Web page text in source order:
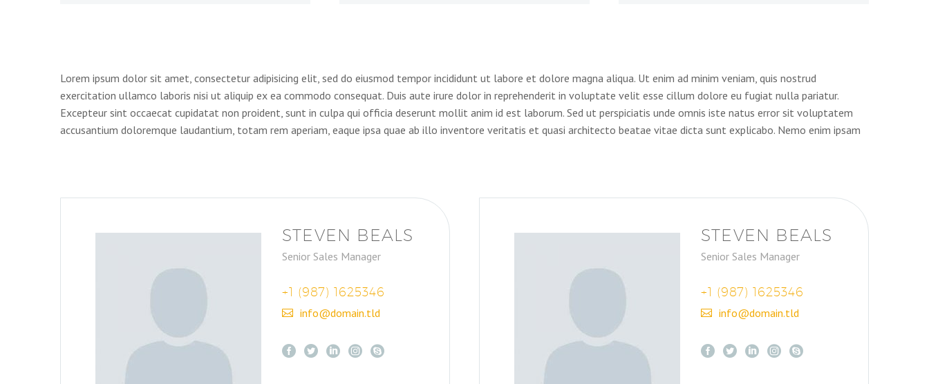
Lorem ipsum dolor sit amet, consectetur adipisicing elit, sed do eiusmod tempor incididunt ut labore et dolore magna aliqua. Ut enim ad minim veniam, quis nostrud
exercitation ullamco laboris nisi ut aliquip ex ea commodo consequat. Duis aute irure dolor in reprehenderit in voluptate velit esse cillum dolore eu fugiat nulla pariatur.
Excepteur sint occaecat cupidatat non proident, sunt in culpa qui officia deserunt mollit anim id est laborum. Sed ut perspiciatis unde omnis iste natus error sit voluptatem
accusantium doloremque laudantium, totam rem aperiam, eaque ipsa quae ab illo inventore veritatis et quasi architecto beatae vitae dicta sunt explicabo. Nemo enim ipsam
STEVEN BEALS
Senior Sales Manager
+1 (987) 1625346
info@domain.tld
STEVEN BEALS
Senior Sales Manager
+1 (987) 1625346
info@domain.tld